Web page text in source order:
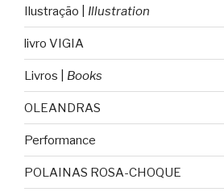
Ilustração | Illustration
livro VIGIA
Livros | Books
OLEANDRAS
Performance
POLAINAS ROSA-CHOQUE